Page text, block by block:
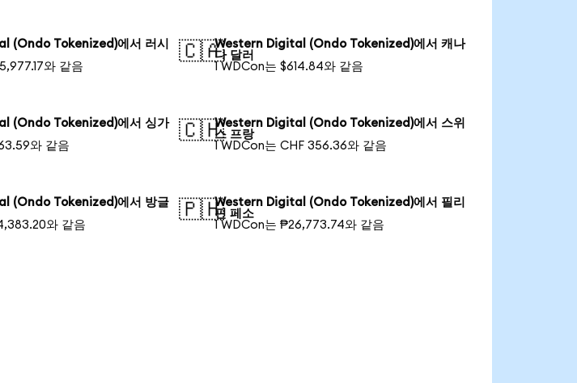
(Ondo Tokenized)에서 러시
와 같음
🇨🇦Western Digital (Ondo Tokenized)에서 캐나
다 달러
1 WDCon는 $614.84와 같음
(Ondo Tokenized)에서 싱가
와 같음
🇨🇭Western Digital (Ondo Tokenized)에서 스위
스 프랑
1 WDCon는 CHF 356.36와 같음
(Ondo Tokenized)에서 방글
와 같음
🇵🇭Western Digital (Ondo Tokenized)에서 필리
핀 페소
1 WDCon는 ₱26,773.74와 같음